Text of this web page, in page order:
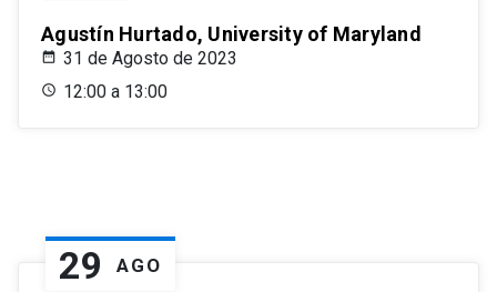
Agustín Hurtado, University of Maryland
31 de Agosto de 2023
12:00 a 13:00
29 AGO